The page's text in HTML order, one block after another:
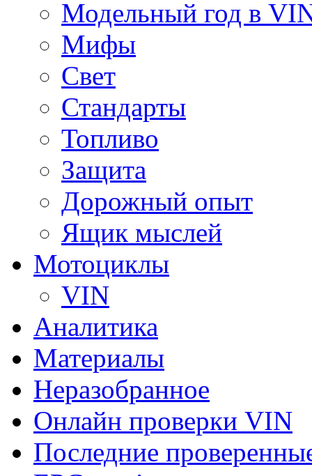
Модельный год в
Мифы
Свет
Стандарты
Топливо
Защита
Дорожный опыт
Ящик мыслей
Мотоциклы
VIN
Аналитика
Материалы
Неразобранное
Онлайн проверки VIN
Последние